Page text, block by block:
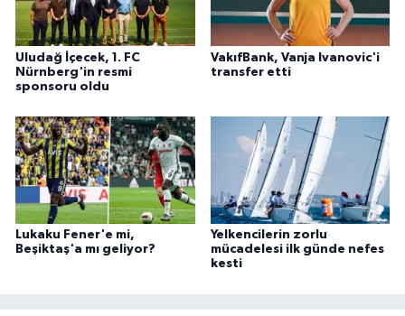
Uludağ İçecek, 1. FC
Nürnberg'in resmi
sponsoru oldu
VakıfBank, Vanja Ivanovic'i
transfer etti
Lukaku Fener'e mi,
Beşiktaş'a mı geliyor?
Yelkencilerin zorlu
mücadelesi ilk günde nefes
kesti